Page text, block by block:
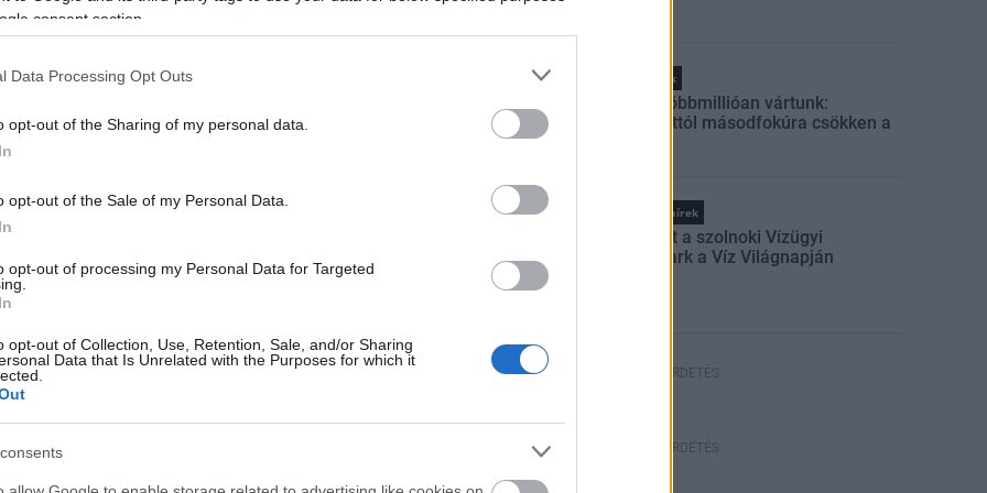
consent section.
Data Processing Opt Outs
opt-out of the Sharing of my personal data.
opt-out of the Sale of my Personal Data.
opt-out of processing my Personal Data for Targeted
opt-out of Collection, Use, Retention, Sale, and/or Sharing
Data that Is Unrelated with the Purposes for which it
növényzetet Pakson
Helyi hírek
Amire többmillióan vártunk:
szombattól másodfokúra csökken a
Országos hírek
Megnyílt a szolnoki Vízügyi
Emlékpark a Víz Világnapján
HIRDETÉS
HIRDETÉS